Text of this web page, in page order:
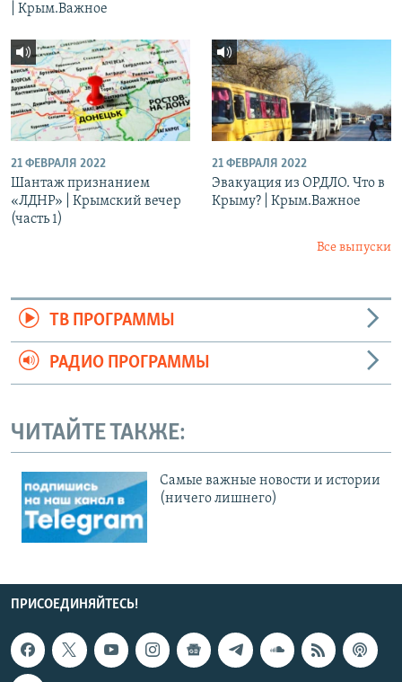
| Крым.Важное
21 ФЕВРАЛЯ 2022
Шантаж признанием
«ЛДНР» | Крымский вечер
(часть 1)
21 ФЕВРАЛЯ 2022
Эвакуация из ОРДЛО. Что в
Крыму? | Крым.Важное
Все выпуски
ТВ ПРОГРАММЫ
РАДИО ПРОГРАММЫ
ЧИТАЙТЕ ТАКЖЕ:
Cамые важные новости и истории
(ничего лишнего)
ПРИСОЕДИНЯЙТЕСЬ!